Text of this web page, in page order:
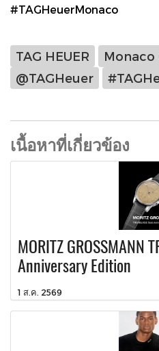
#TAGHeuerMonaco
TAG HEUER
@TAGHeuer
เนื้อหาที่เกี่ยวข้อง
MORITZ GROSSMANN
Anniversary Edition
1 ส.ค. 2569